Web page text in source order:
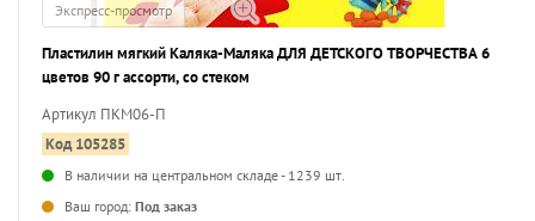
Экспресс-просмотр
Пластилин мягкий Каляка-Маляка ДЛЯ ДЕТСКОГО ТВОРЧЕСТВА 6
цветов 90 г ассорти, со стеком
Артикул ПКМ06-П
Код 105285
В наличии на центральном складе - 1239 шт.
Ваш город: Под заказ